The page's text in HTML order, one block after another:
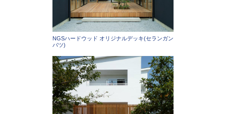
NGSハードウッド オリジナルデッキ(セランガン
バツ)